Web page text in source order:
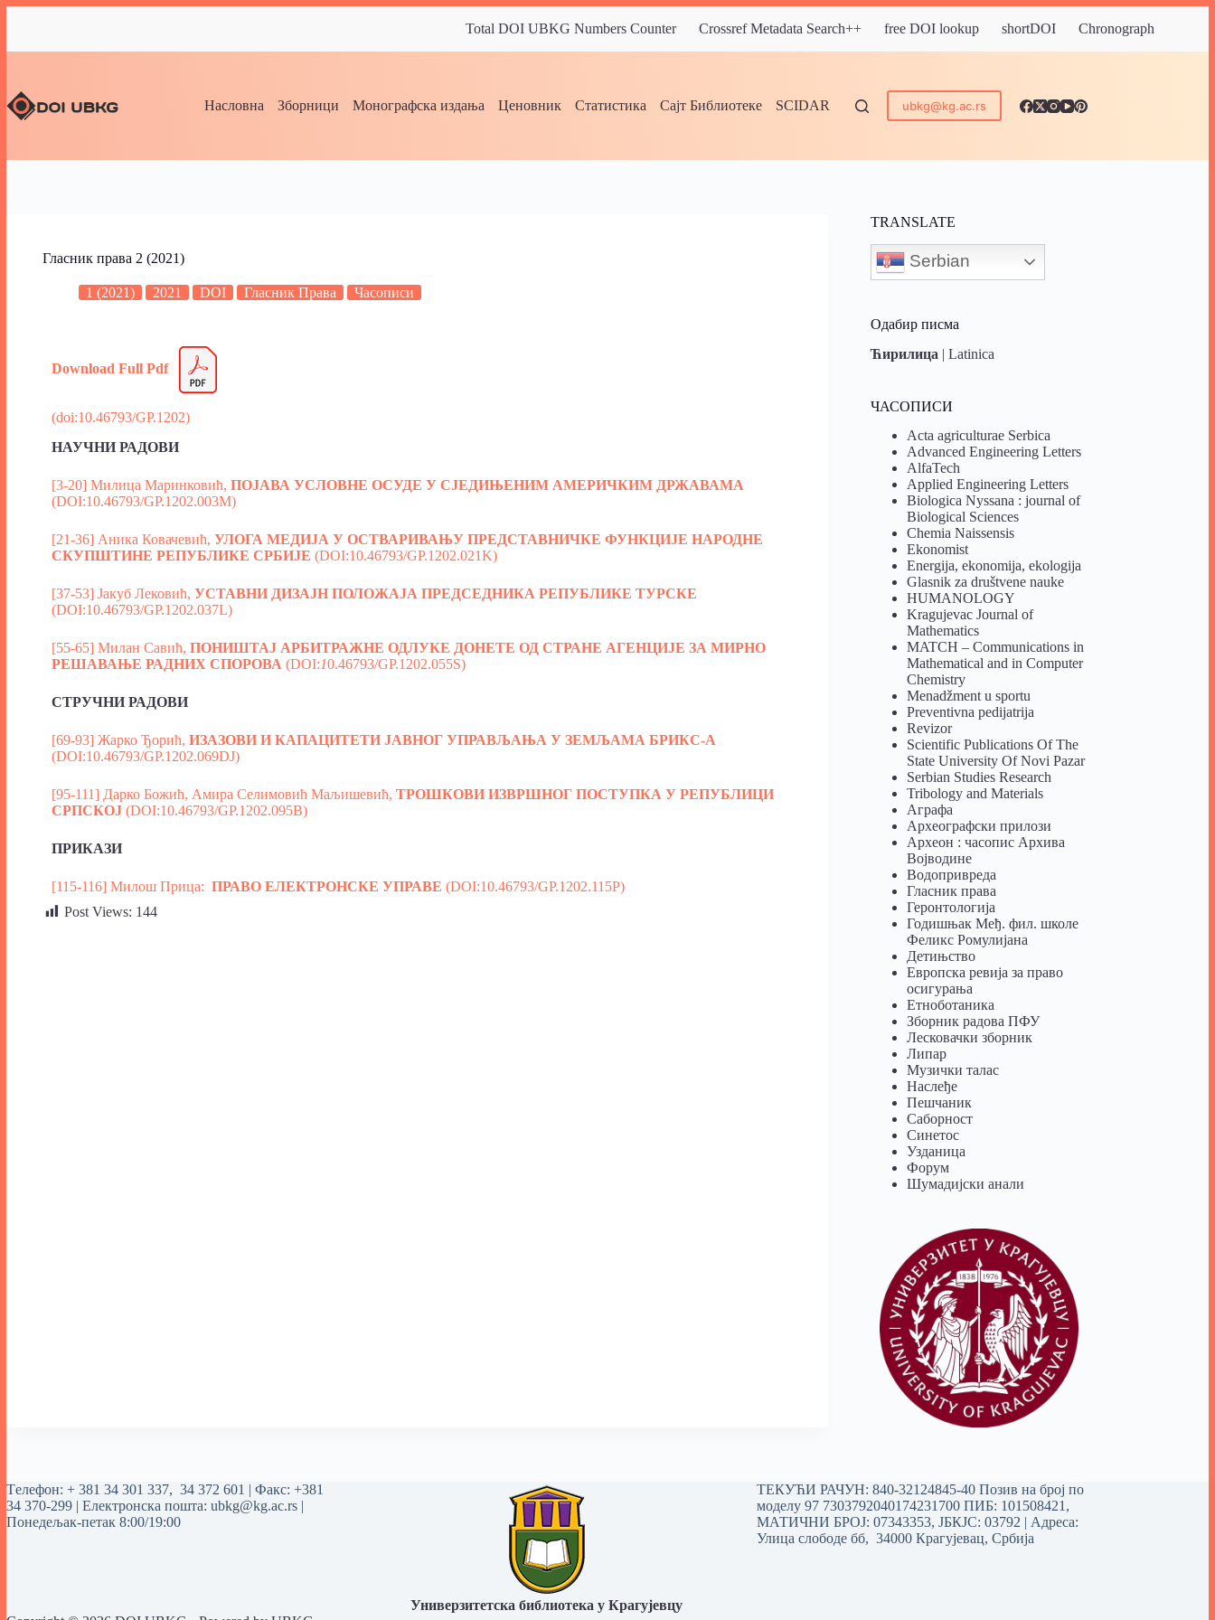
Total DOI UBKG Numbers Counter Crossref Metadata Search++ free DOI lookup shortDOI Chronograph
Насловна Зборници Монографска издања Ценовник Статистика Сајт Библиотеке SCIDAR ubkg@kg.ac.rs
Гласник права 2 (2021)
1 (2021) 2021 DOI Гласник Права Часописи
Download Full Pdf
(doi:10.46793/GP.1202)
НАУЧНИ РАДОВИ
[3-20] Милица Маринковић, ПОЈАВА УСЛОВНЕ ОСУДЕ У СЈЕДИЊЕНИМ АМЕРИЧКИМ ДРЖАВАМА
(DOI:10.46793/GP.1202.003M)
[21-36] Аника Ковачевић, УЛОГА МЕДИЈА У ОСТВАРИВАЊУ ПРЕДСТАВНИЧКЕ ФУНКЦИЈЕ НАРОДНЕ
СКУПШТИНЕ РЕПУБЛИКЕ СРБИЈЕ (DOI:10.46793/GP.1202.021K)
[37-53] Јакуб Лековић, УСТАВНИ ДИЗАЈН ПОЛОЖАЈА ПРЕДСЕДНИКА РЕПУБЛИКЕ ТУРСКЕ
(DOI:10.46793/GP.1202.037L)
[55-65] Милан Савић, ПОНИШТАЈ АРБИТРАЖНЕ ОДЛУКЕ ДОНЕТЕ ОД СТРАНЕ АГЕНЦИЈЕ ЗА МИРНО
РЕШАВАЊЕ РАДНИХ СПОРОВА (DOI:10.46793/GP.1202.055S)
СТРУЧНИ РАДОВИ
[69-93] Жарко Ђорић, ИЗАЗОВИ И КАПАЦИТЕТИ ЈАВНОГ УПРАВЉАЊА У ЗЕМЉАМА БРИКС-А
(DOI:10.46793/GP.1202.069DJ)
[95-111] Дарко Божић, Амира Селимовић Маљишевић, ТРОШКОВИ ИЗВРШНОГ ПОСТУПКА У РЕПУБЛИЦИ
СРПСКОЈ (DOI:10.46793/GP.1202.095B)
ПРИКАЗИ
[115-116] Милош Прица: ПРАВО ЕЛЕКТРОНСКЕ УПРАВЕ (DOI:10.46793/GP.1202.115P)
Post Views: 144
TRANSLATE
Serbian
Одабир писма
Ћирилица |Latinica
ЧАСОПИСИ
Acta agriculturae Serbica
Advanced Engineering Letters
AlfaTech
Applied Engineering Letters
Biologica Nyssana : journal of
Biological Sciences
Chemia Naissensis
Ekonomist
Energija, ekonomija, ekologija
Glasnik za društvene nauke
HUMANOLOGY
Kragujevac Journal of
Mathematics
MATCH – Communications in
Mathematical and in Computer
Chemistry
Menadžment u sportu
Preventivna pedijatrija
Revizor
Scientific Publications Of The
State University Of Novi Pazar
Serbian Studies Research
Tribology and Materials
Аграфа
Археографски прилози
Археон : часопис Архива
Војводине
Водопривреда
Гласник права
Геронтологија
Годишњак Међ. фил. школе
Феликс Ромулијана
Детињство
Европска ревија за право
осигурања
Eтноботаника
Зборник радова ПФУ
Лесковачки зборник
Липар
Музички талас
Наслеђе
Пешчаник
Саборност
Синетос
Узданица
Форум
Шумадијски анали
Tелефон: + 381 34 301 337, 34 372 601 | Факс: +381
34 370-299 | Електронска пошта: ubkg@kg.ac.rs |
Понедељак-петак 8:00/19:00
Универзитетска библиотека у Крагујевцу
ТЕКУЋИ РАЧУН: 840-32124845-40 Позив на број по
моделу 97 7303792040174231700ПИБ: 101508421,
МАТИЧНИ БРОЈ: 07343353, ЈБКЈС: 03792 | Aдреса:
Улица слободе бб, 34000 Крагујевац, Србија